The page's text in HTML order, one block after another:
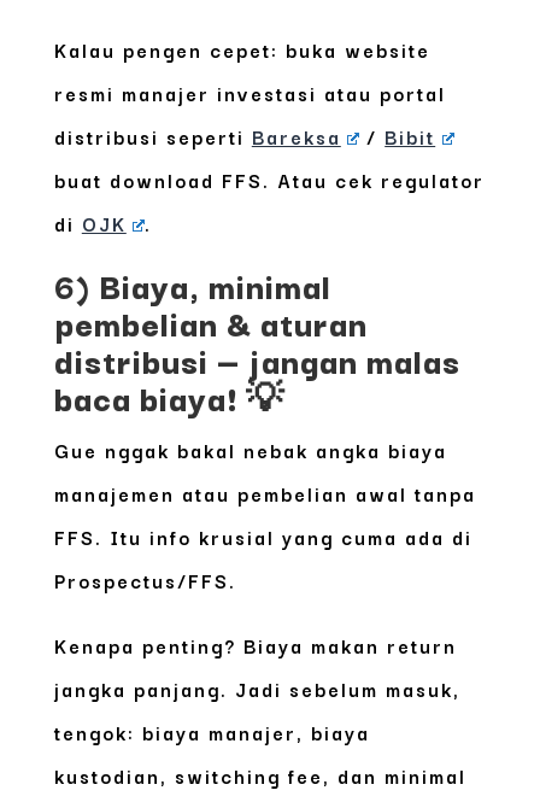
Kalau pengen cepet: buka website
resmi manajer investasi atau portal
distribusi seperti Bareksa / Bibit
buat download FFS. Atau cek regulator
di OJK .
6) Biaya, minimal
pembelian & aturan
distribusi — jangan malas
baca biaya! 💡
Gue nggak bakal nebak angka biaya
manajemen atau pembelian awal tanpa
FFS. Itu info krusial yang cuma ada di
Prospectus/FFS.
Kenapa penting? Biaya makan return
jangka panjang. Jadi sebelum masuk,
tengok: biaya manajer, biaya
kustodian, switching fee, dan minimal